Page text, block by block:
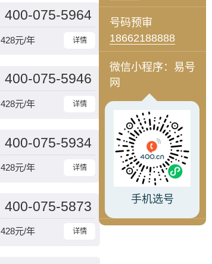
400-075-5964
详情
428元/年
400-075-5946
详情
428元/年
400-075-5934
详情
428元/年
400-075-5873
详情
428元/年
号码预审
18662188888
微信小程序：易号
网
手机选号